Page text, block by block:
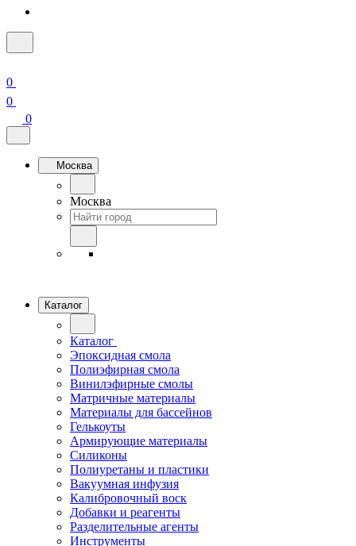
0
0
0
Москва
Москва
Каталог
Каталог
Эпоксидная смола
Полиэфирная смола
Винилэфирные смолы
Матричные материалы
Материалы для бассейнов
Гелькоуты
Армирующие материалы
Силиконы
Полиуретаны и пластики
Вакуумная инфузия
Калибровочный воск
Добавки и реагенты
Разделительные агенты
Инструменты